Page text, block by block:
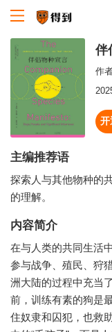
伴
作
开
主编推荐语
探索人与其他物种的
的理解。
内容简介
在与人类的共同生活
参与战争、殖民、狩
洲大陆的过程中充当
前，训练有素的狗是
住奴隶和囚犯，也救